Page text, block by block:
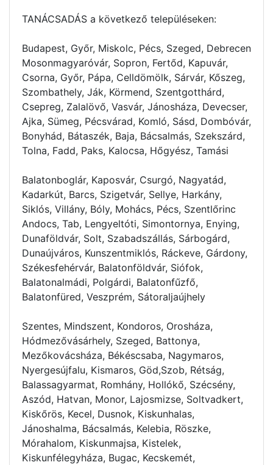
TANÁCSADÁS a következő településeken:
Budapest, Győr, Miskolc, Pécs, Szeged, Debrecen
Mosonmagyaróvár, Sopron, Fertőd, Kapuvár,
Csorna, Győr, Pápa, Celldömölk, Sárvár, Kőszeg,
Szombathely, Ják, Körmend, Szentgotthárd,
Csepreg, Zalalövő, Vasvár, Jánosháza, Devecser,
Ajka, Sümeg, Pécsvárad, Komló, Sásd, Dombóvár,
Bonyhád, Bátaszék, Baja, Bácsalmás, Szekszárd,
Tolna, Fadd, Paks, Kalocsa, Hőgyész, Tamási
Balatonboglár, Kaposvár, Csurgó, Nagyatád,
Kadarkút, Barcs, Szigetvár, Sellye, Harkány,
Siklós, Villány, Bóly, Mohács, Pécs, Szentlőrinc
Andocs, Tab, Lengyeltóti, Simontornya, Enying,
Dunaföldvár, Solt, Szabadszállás, Sárbogárd,
Dunaújváros, Kunszentmiklós, Ráckeve, Gárdony,
Székesfehérvár, Balatonföldvár, Siófok,
Balatonalmádi, Polgárdi, Balatonfűzfő,
Balatonfüred, Veszprém, Sátoraljaújhely
Szentes, Mindszent, Kondoros, Orosháza,
Hódmezővásárhely, Szeged, Battonya,
Mezőkovácsháza, Békéscsaba, Nagymaros,
Nyergesújfalu, Kismaros, Göd,Szob, Rétság,
Balassagyarmat, Romhány, Hollókő, Szécsény,
Aszód, Hatvan, Monor, Lajosmizse, Soltvadkert,
Kiskőrös, Kecel, Dusnok, Kiskunhalas,
Jánoshalma, Bácsalmás, Kelebia, Röszke,
Mórahalom, Kiskunmajsa, Kistelek,
Kiskunfélegyháza, Bugac, Kecskemét,